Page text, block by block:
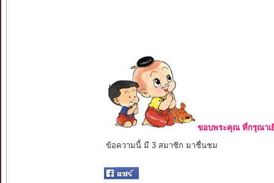
ขอบพระคุณ ที่กรุณาเ
ข้อความนี้ มี 3 สมาชิก มาชื่นชม